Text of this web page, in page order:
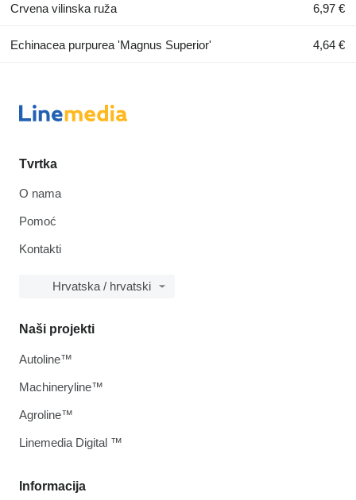
Crvena vilinska ruža 6,97 €
Echinacea purpurea 'Magnus Superior' 4,64 €
Tvrtka
O nama
Pomoć
Kontakti
Hrvatska / hrvatski
Informacija
Naši projekti
Autoline™
Machineryline™
Agroline™
Linemedia Digital ™